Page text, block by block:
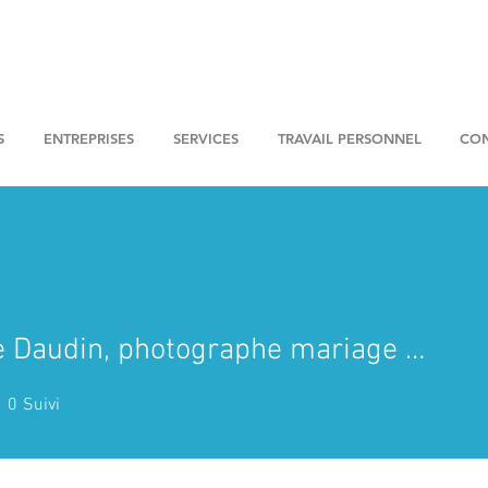
ENTREPRISES SERVICES TRAVAIL PERSONNEL
photographe mariage
Coralie Daudin, photographe mariage basée à Massy
0 Suivi